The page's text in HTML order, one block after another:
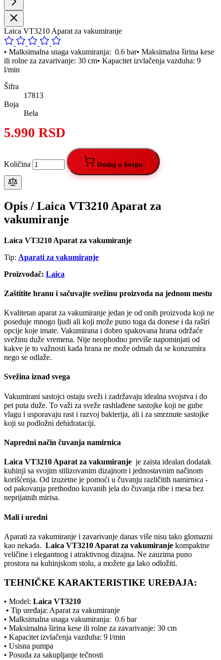
Laica VT3210 Aparat za vakumiranje
• Malksimalna snaga vakumiranja: 0.6 bar• Maksimalna širina kese
ili rolne za zavarivanje: 30 cm• Kapacitet izvlačenja vazduha: 9
l/min
Šifra
17813
Boja
Bela
5.990 RSD
Količina Dodaj u korpu
Opis / Laica VT3210 Aparat za
vakumiranje
Laica VT3210 Aparat za vakumiranje
Tip: Aparati za vakumiranje
Proizvođač: Laica
Zaštitite hranu i sačuvajte svežinu proizvoda na jednom mestu
Kvalitetan aparat za vakumiranje jedan je od onih proizvoda koji ne
poseduje mnogo ljudi ali koji može puno toga da donese i da raširi
opcije koje imate. Vakumirana i dobro spakovana hrana održaće
svežinu duže vremena. Nije neophodno previše napominjati od
kakve je to važnosti kada hrana ne može odmah da se konzumira
nego se odlaže.
Svežina iznad svega
Vakumirani sastojci ostaju sveži i zadržavaju idealna svojstva i do
pet puta duže. To važi za sveže rashlađene sastojke koji ne gube
vlagu i usporavaju rast i razvoj bakterija, ali i za smrznute sastojke
koji su podložni dehidrataciji.
Napredni način čuvanja namirnica
Laica VT3210 Aparat za vakumiranje je zaista idealan dodatak
kuhinji sa svojim stilizovanim dizajnom i jednostavnim načinom
korišćenja. Od izuzetne je pomoći u čuvanju različitih namirnica -
od pakovanja prethodno kuvanih jela do čuvanja ribe i mesa bez
neprijatnih mirisa.
Mali i uredni
Aparati za vakumiranje i zavarivanje danas više nisu tako glomazni
kao nekada. Laica VT3210 Aparat za vakumiranje kompaktne
veličine i elegantnog i atraktivnog dizajna. Ne zauzima puno
prostora na kuhinjskom stolu, a možete ga lako odložiti.
TEHNIČKE KARAKTERISTIKE UREĐAJA:
• Model: Laica VT3210
• Tip uređaja: Aparat za vakumiranje
• Malksimalna snaga vakumiranja: 0.6 bar
• Maksimalna širina kese ili rolne za zavarivanje: 30 cm
• Kapacitet izvlačenja vazduha: 9 l/min
• Usisna pumpa
• Posuda za sakupljanje tečnosti